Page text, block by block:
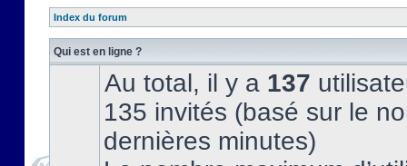
Index du forum
Qui est en ligne ?
Au total, il y a 137
135 invités (basé sur le
dernières minutes)